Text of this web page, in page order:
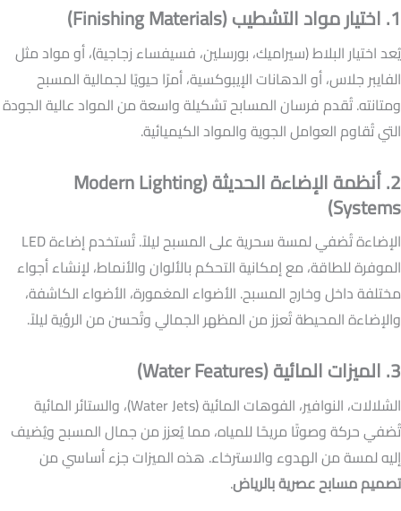
1. اختيار مواد التشطيب (Finishing Materials)
يُعد اختيار البلاط (سيراميك، بورسلين، فسيفساء زجاجية)، أو مواد مثل
الفايبر جلاس، أو الدهانات الإيبوكسية، أمرًا حيويًا لجمالية المسبح
ومتانته. تُقدم فرسان المسابح تشكيلة واسعة من المواد عالية الجودة
التي تُقاوم العوامل الجوية والمواد الكيميائية.
2. أنظمة الإضاءة الحديثة (Modern Lighting
Systems)
الإضاءة تُضفي لمسة سحرية على المسبح ليلاً. تُستخدم إضاءة LED
الموفرة للطاقة، مع إمكانية التحكم بالألوان والأنماط، لإنشاء أجواء
مختلفة داخل وخارج المسبح. الأضواء المغمورة، الأضواء الكاشفة،
والإضاءة المحيطة تُعزز من المظهر الجمالي وتُحسن من الرؤية ليلاً.
3. الميزات المائية (Water Features)
الشلالات، النوافير، الفوهات المائية (Water Jets)، والستائر المائية
تُضفي حركة وصوتًا مريحًا للمياه، مما يُعزز من جمال المسبح ويُضيف
إليه لمسة من الهدوء والاسترخاء. هذه الميزات جزء أساسي من
تصميم مسابح عصرية بالرياض.